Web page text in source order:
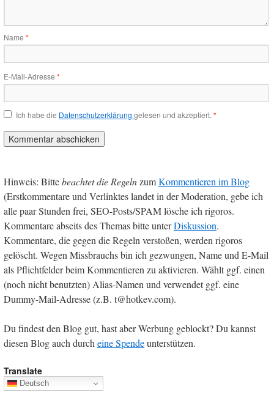
Name *
E-Mail-Adresse *
Ich habe die Datenschutzerklärung gelesen und akzeptiert. *
Hinweis: Bittebeachtet die RegelnzumKommentieren im Blog
(Erstkommentare und Verlinktes landet in der Moderation, gebe ich
alle paar Stunden frei, SEO-Posts/SPAM lösche ich rigoros.
Kommentare abseits des Themas bitte unterDiskussion.
Kommentare, die gegen die Regeln verstoßen, werden rigoros
gelöscht. Wegen Missbrauchs bin ich gezwungen, Name und E-Mail
als Pflichtfelder beim Kommentieren zu aktivieren. Wählt ggf. einen
(noch nicht benutzten) Alias-Namen und verwendet ggf. eine
Dummy-Mail-Adresse (z.B. t@hotkev.com).
Du findest den Blog gut, hast aber Werbung geblockt? Du kannst
diesen Blog auch durch eine Spendeunterstützen.
Translate
Deutsch